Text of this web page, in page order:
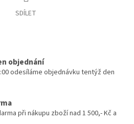
SDÍLET
objednání
odesíláme objednávku tentýž den
při nákupu zboží nad 1 500,- Kč a